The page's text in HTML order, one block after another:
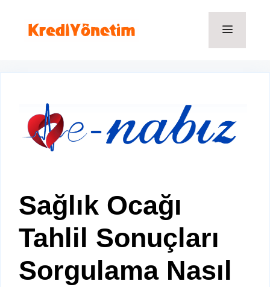
Sağlık Ocağı
Tahlil Sonuçları
Sorgulama Nasıl